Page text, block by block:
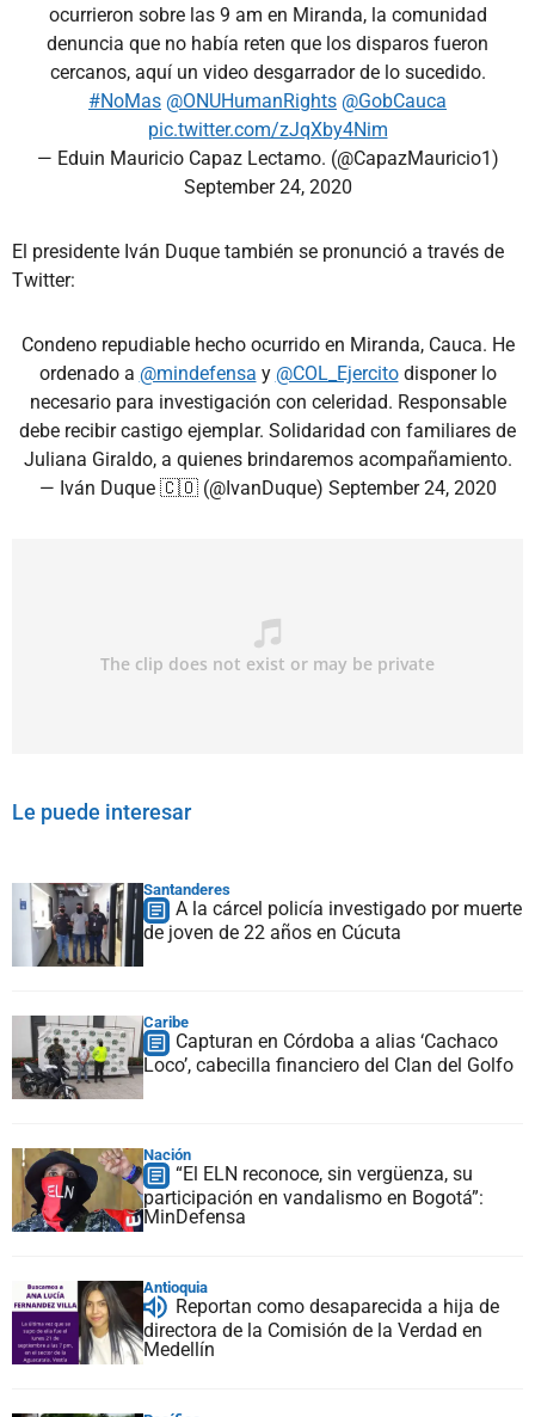
ocurrieron sobre las 9 am en Miranda, la comunidad
denuncia que no había reten que los disparos fueron
cercanos, aquí un video desgarrador de lo sucedido.
#NoMas @ONUHumanRights @GobCauca
pic.twitter.com/zJqXby4Nim
— Eduin Mauricio Capaz Lectamo. (@CapazMauricio1)
September 24, 2020
El presidente Iván Duque también se pronunció a través de
Twitter:
Condeno repudiable hecho ocurrido en Miranda, Cauca. He
ordenado a @mindefensa y @COL_Ejercitodisponer lo
necesario para investigación con celeridad. Responsable
debe recibir castigo ejemplar. Solidaridad con familiares de
Juliana Giraldo, a quienes brindaremos acompañamiento.
— Iván Duque 🇨🇴 (@IvanDuque) September 24, 2020
Le puede interesar
Santanderes
A la cárcel policía investigado por muerte
de joven de 22 años en Cúcuta
Caribe
Capturan en Córdoba a alias ‘Cachaco
Loco’, cabecilla financiero del Clan del Golfo
Nación
“El ELN reconoce, sin vergüenza, su
participación en vandalismo en Bogotá”:
MinDefensa
Antioquia
Reportan como desaparecida a hija de
directora de la Comisión de la Verdad en
Medellín